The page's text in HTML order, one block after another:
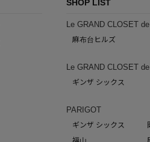
SHOP LIST
Le GRAND CLOSET
麻布台ヒルズ
Le GRAND CLOSET
ギンザ シックス
PARIGOT
ギンザ シックス